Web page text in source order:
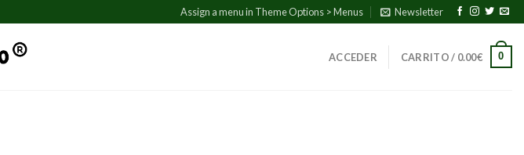
Assign a menu in Theme Options > Menus Newsletter
ACCEDER CARRITO / 0.00€ 0